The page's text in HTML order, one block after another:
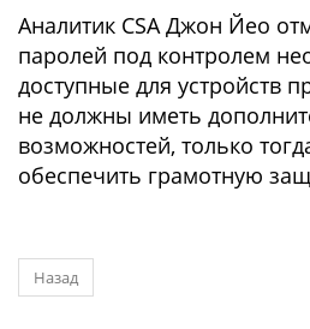
Аналитик CSA Джон Йео
паролей под контролем
доступные для устройств
не должны иметь
возможностей, только
обеспечить грамотную
Назад